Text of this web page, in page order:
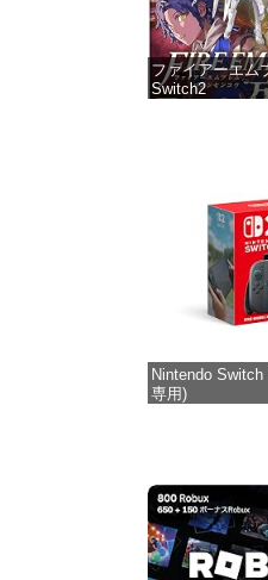
ファイアーエム
Switch2
Nintendo
専用)